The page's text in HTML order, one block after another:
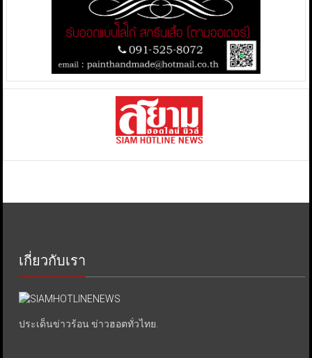
เกี่ยวกับเรา
ประเด็นข่าวร้อน ข่าวฮอตทั่วไทย.